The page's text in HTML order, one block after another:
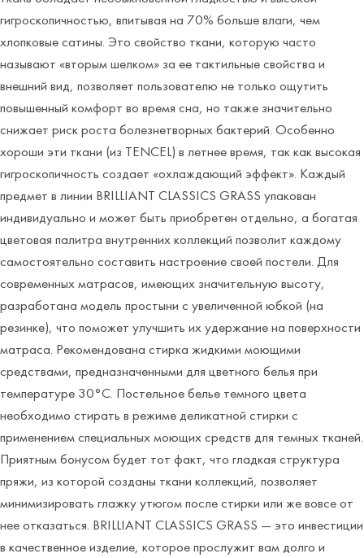
гигроскопичностью, впитывая на 70% больше влаги, чем
хлопковые сатины. Это свойство ткани, которую часто
называют «вторым шелком» за ее тактильные свойства и
внешний вид, позволяет пользователю не только ощутить
повышенный комфорт во время сна, но также значительно
снижает риск роста болезнетворных бактерий. Особенно
хороши эти ткани (из TENCEL) в летнее время, так как высокая
гигроскопичность создает «охлаждающий эффект». Каждый
предмет в линии BRILLIANT CLASSICS GRASS упакован
индивидуально и может быть приобретен отдельно, а богатая
цветовая палитра внутренних коллекций позволит каждому
самостоятельно составить настроение своей постели. Для
современных матрасов, имеющих значительную высоту,
разработана модель простыни с увеличенной юбкой (на
резинке), что поможет улучшить их удержание на поверхности
матраса. Рекомендована стирка жидкими моющими
средствами, предназначенными для цветного белья при
температуре 30°С. Постельное белье темного цвета
необходимо стирать в режиме деликатной стирки с
применением специальных моющих средств для темных тканей.
Приятным бонусом будет тот факт, что гладкая структура
пряжи, из которой созданы ткани коллекций, позволяет
минимизировать глажку утюгом после стирки или же вовсе от
нее отказаться. BRILLIANT CLASSICS GRASS — это инвестиции
в качественное изделие, которое прослужит вам долго и